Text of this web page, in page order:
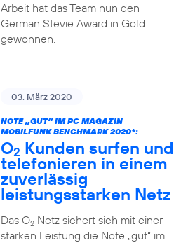
Arbeit hat das Team nun den
German Stevie Award in Gold
gewonnen.
03. März 2020
NOTE „GUT“ IM PC MAGAZIN
MOBILFUNK BENCHMARK 2020*:
O2 Kunden surfen und
telefonieren in einem
zuverlässig
leistungsstarken Netz
Das O2Netz sichert sich mit einer
starken Leistung die Note „gut“ im